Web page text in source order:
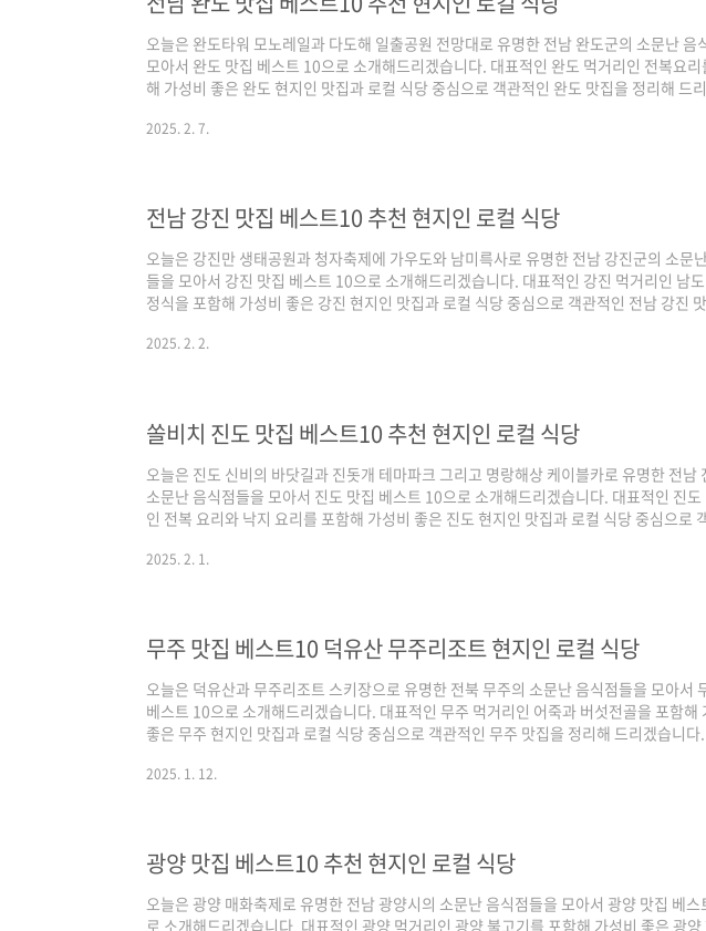
오늘은 완도타워 모노레일과 다도해 일출공원 전망대로 유명한 전남 완도군의 소문난 음
모아서 완도 맛집 베스트 10으로 소개해드리겠습니다. 대표적인 완도 먹거리인 전복요리
해 가성비 좋은 완도 현지인 맛집과 로컬 식당 중심으로 객관적인 완도 맛집을 정리해 드
며, 각 포털의 검색 기준은 네이버의 경우 최근 사람들이 많이 찾는 트래픽 높은 곳 중심으
2025. 2. 7.
전남 강진 맛집 베스트10 추천 현지인 로컬 식당
오늘은 강진만 생태공원과 청자축제에 가우도와 남미륵사로 유명한 전남 강진군의 소문
들을 모아서 강진 맛집 베스트 10으로 소개해드리겠습니다. 대표적인 강진 먹거리인 남
정식을 포함해 가성비 좋은 강진 현지인 맛집과 로컬 식당 중심으로 객관적인 전남 강진
하여 선정하였으며, 각 포털의 검색 기준은 네이버의 경우 최근 사람들이 많이 찾는 트래픽
2025. 2. 2.
쏠비치 진도 맛집 베스트10 추천 현지인 로컬 식당
오늘은 진도 신비의 바닷길과 진돗개 테마파크 그리고 명랑해상 케이블카로 유명한 전남
소문난 음식점들을 모아서 진도 맛집 베스트 10으로 소개해드리겠습니다. 대표적인 진도
인 전복 요리와 낙지 요리를 포함해 가성비 좋은 진도 현지인 맛집과 로컬 식당 중심으로
스 순위를 체크하여 선정하였으며, 각 포털의 검색 기준은 네이버의 경우 최근 사람들이 많
2025. 2. 1.
무주 맛집 베스트10 덕유산 무주리조트 현지인 로컬 식당
오늘은 덕유산과 무주리조트 스키장으로 유명한 전북 무주의 소문난 음식점들을 모아서
베스트 10으로 소개해드리겠습니다. 대표적인 무주 먹거리인 어죽과 버섯전골을 포함해
좋은 무주 현지인 맛집과 로컬 식당 중심으로 객관적인 무주 맛집을 정리해 드리겠습니다
의 검색 기준은 네이버의 경우 최근 사람들이 많이 찾는 트래픽 높은 곳 중심으로, 구글은
2025. 1. 12.
광양 맛집 베스트10 추천 현지인 로컬 식당
오늘은 광양 매화축제로 유명한 전남 광양시의 소문난 음식점들을 모아서 광양 맛집 베스
로 소개해드리겠습니다. 대표적인 광양 먹거리인 광양 불고기를 포함해 가성비 좋은 광양